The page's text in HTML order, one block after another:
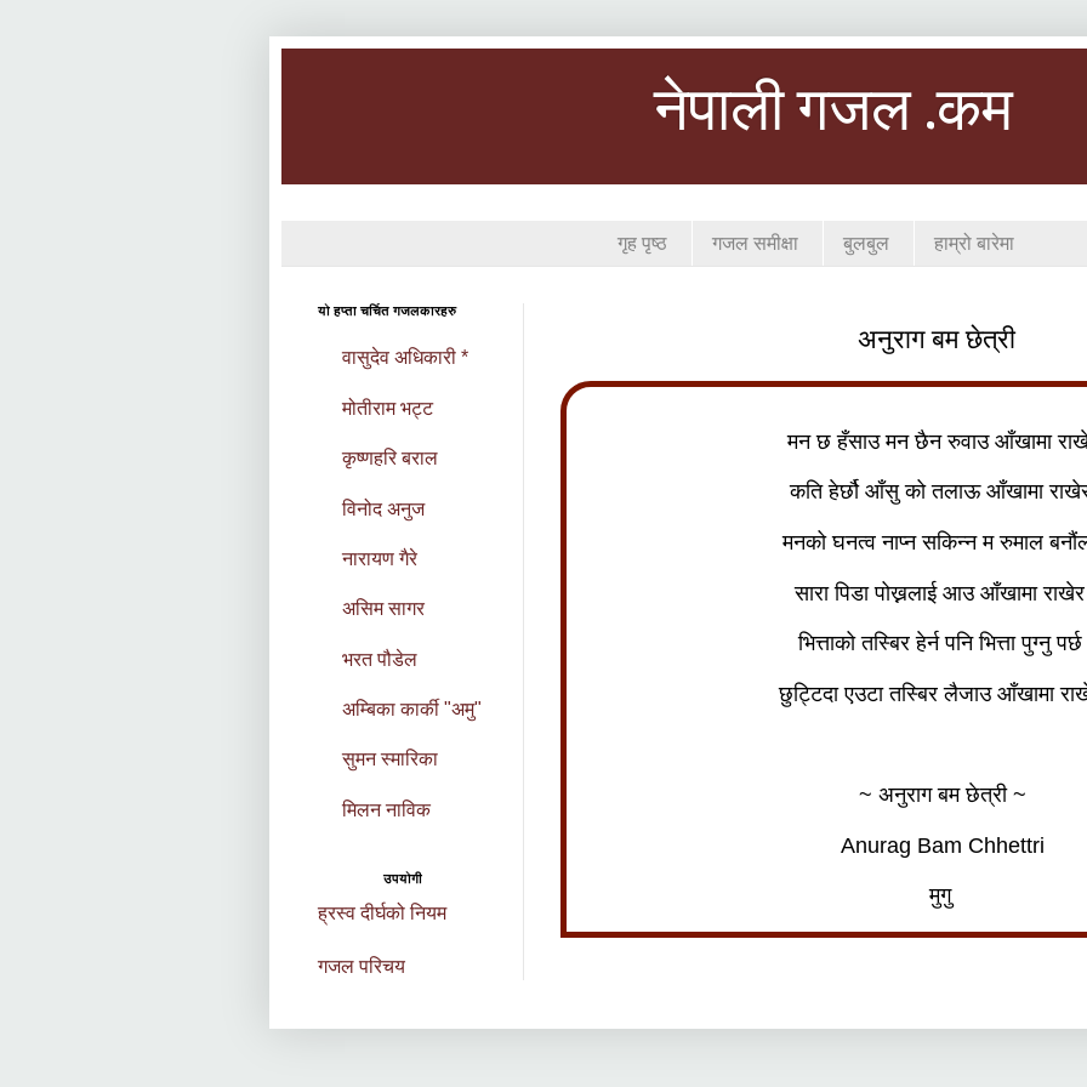
नेपाली गजल .कम
गृह पृष्ठ गजल समीक्षा बुलबुल हाम्रो बारेमा
अनुराग बम छेत्री
मन छ हँसाउ मन छैन रुवाउ आँखामा
कति हेर्छौ आँसु को तलाऊ आँखामा
मनको घनत्व नाप्न सकिन्न म रुमाल
सारा पिडा पोख्नलाई आउ आँखामा राखेर
भित्ताको तस्बिर हेर्न पनि भित्ता पुग्नु पर्छ
छुट्टिदा एउटा तस्बिर लैजाउ आँखामा
~ अनुराग बम छेत्री ~
Anurag Bam Chhettri
मुगु
यो हप्ता चर्चित गजलकारहरु
वासुदेव अधिकारी *
मोतीराम भट्ट
कृष्णहरि बराल
विनोद अनुज
नारायण गैरे
असिम सागर
भरत पौडेल
अम्बिका कार्की "अमु"
सुमन स्मारिका
मिलन नाविक
उपयोगी
ह्रस्व दीर्घको नियम
गजल परिचय